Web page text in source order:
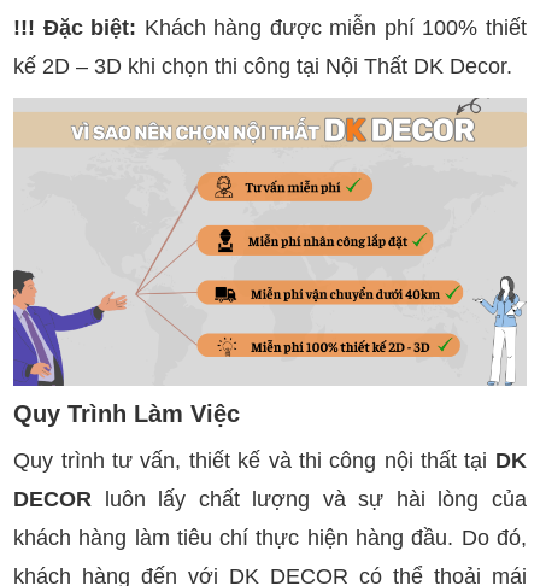
!!! Đặc biệt: Khách hàng được miễn phí 100% thiết
kế 2D – 3D khi chọn thi công tại Nội Thất DK Decor.
Quy Trình Làm Việc
Quy trình tư vấn, thiết kế và thi công nội thất tại DK
DECOR luôn lấy chất lượng và sự hài lòng của
khách hàng làm tiêu chí thực hiện hàng đầu. Do đó,
khách hàng đến với DK DECOR có thể thoải mái